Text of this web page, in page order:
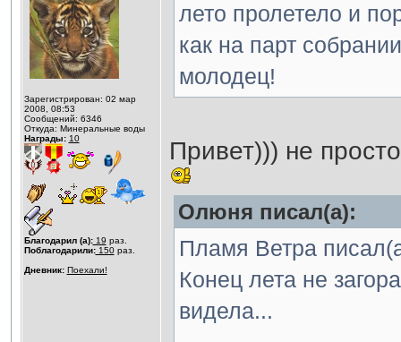
Зарегистрирован: 02 мар
2008, 08:53
Сообщений: 6346
Откуда: Минеральные воды
Награды: 10
Благодарил (а):19 раз.
Поблагодарили:150раз.
Дневник: Поехали!
лето пролетело и
как на парт
молодец!
Привет))) не
Олюня писал(а):
Пламя Ветра
Конец лета не
видела...